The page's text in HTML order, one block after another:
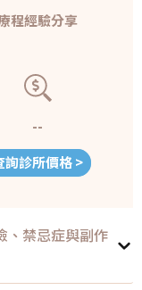
程經驗分享
--
詢診所價格 >
、禁忌症與副作